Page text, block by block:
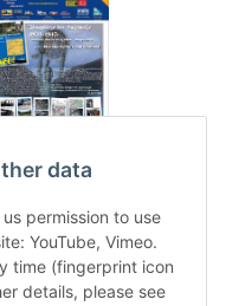
data
permission to use
YouTube, Vimeo.
time (fingerprint icon
details, please see